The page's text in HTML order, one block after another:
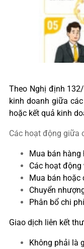
Theo Nghị định
kinh doanh giữa
hoặc kết quả kinh
Các hoạt động giữa
Mua bán hàng
Các hoạt động
Mua bán hoặc
Chuyển
Phân bổ chi
Giao dịch liên kết
Không phải là